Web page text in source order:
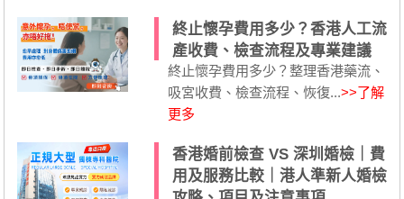
終止懷孕費用多少？香港人工流
產收費、檢查流程及專業建議
終止懷孕費用多少？整理香港藥流、
吸宮收費、檢查流程、恢復...>>了解
更多
香港婚前檢查 VS 深圳婚檢｜費
用及服務比較｜港人準新人婚檢